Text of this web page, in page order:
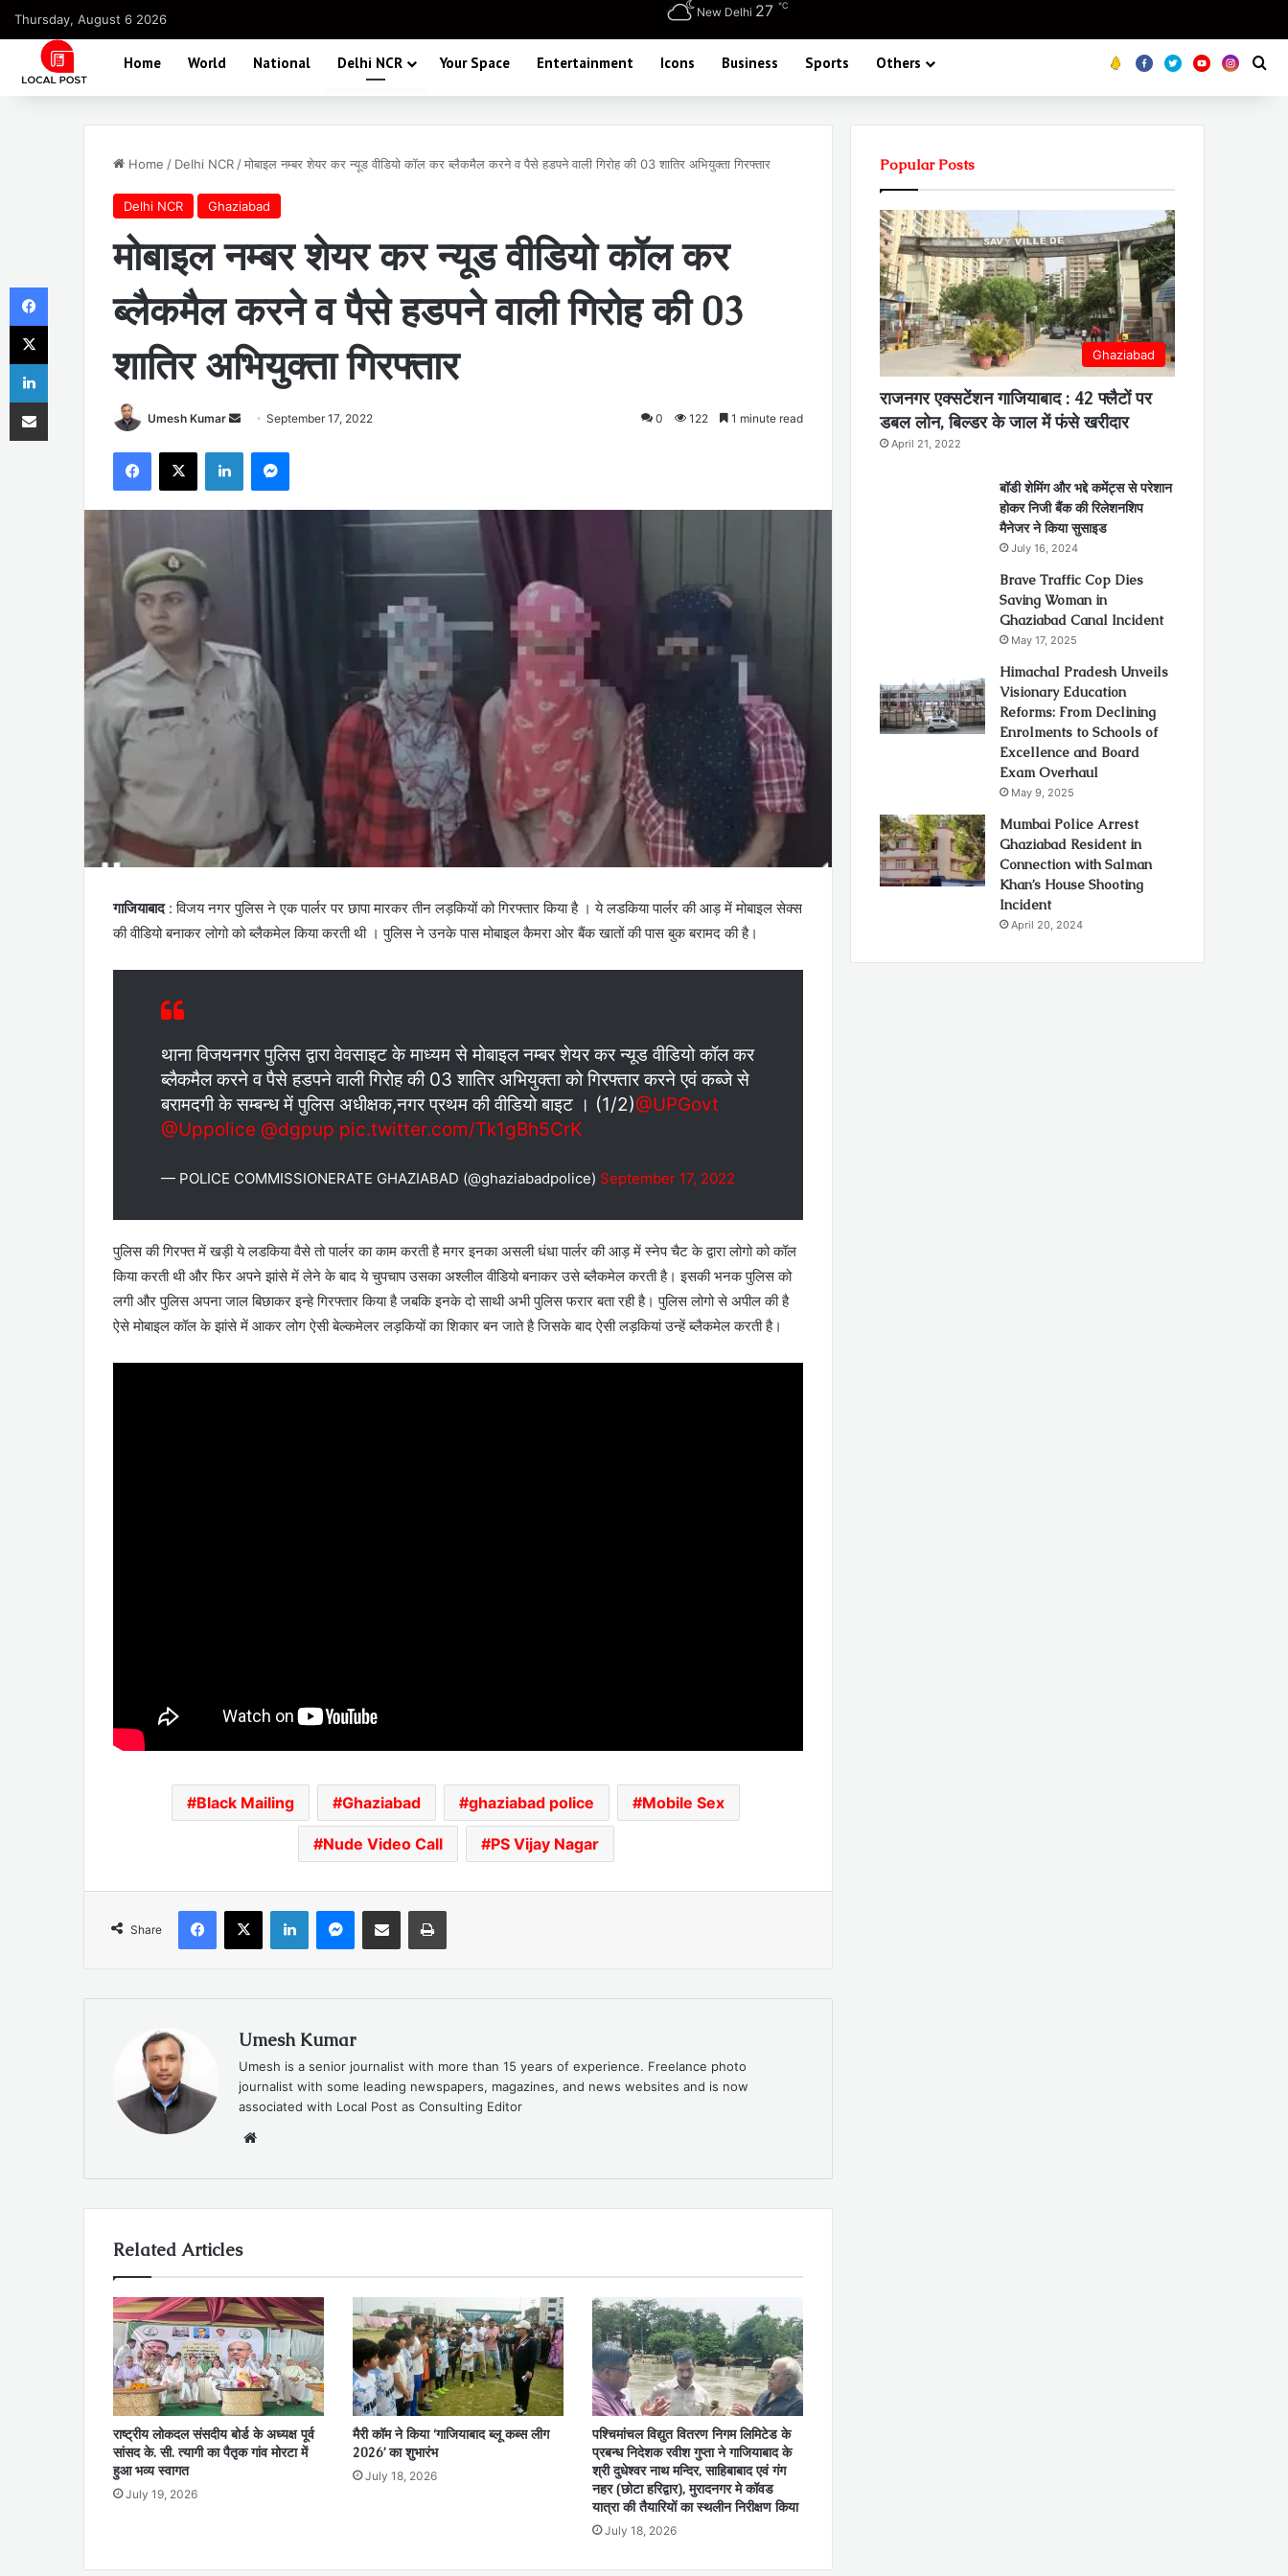
Thursday, August 6 2026 New Delhi 27 ℃
Home World National Delhi NCR Your Space Entertainment Icons Business Sports Others Koo FB TwitterYoutube
Home / Delhi NCR /मोबाइल नम्बर शेयर कर न्यूड वीडियो कॉल कर ब्लैकमैल करने व पैसे हडपने वाली गिरोह की 03 शातिर अभियुक्ता गिरफ्तार
Delhi NCR Ghaziabad
मोबाइल नम्बर शेयर कर न्यूड वीडियो कॉल कर
ब्लैकमैल करने व पैसे हडपने वाली गिरोह की 03
शातिर अभियुक्ता गिरफ्तार
Umesh Kumar
Send
email
September 17, 2022 0 122 1 minute read
Facebook
X LinkedInMessenger
गाजियाबाद : विजय नगर पुलिस ने एक पार्लर पर छापा मारकर तीन लड़कियों को गिरफ्तार किया है । ये लडकिया पार्लर की आड़ में मोबाइल सेक्स
की वीडियो बनाकर लोगो को ब्लैकमेल किया करती थी । पुलिस ने उनके पास मोबाइल कैमरा ओर बैंक खातों की पास बुक बरामद की है।
थाना विजयनगर पुलिस द्वारा वेवसाइट के माध्यम से मोबाइल नम्बर शेयर कर न्यूड वीडियो कॉल कर
ब्लैकमैल करने व पैसे हडपने वाली गिरोह की 03 शातिर अभियुक्ता को गिरफ्तार करने एवं कब्जे से
बरामदगी के सम्बन्ध में पुलिस अधीक्षक,नगर प्रथम की वीडियो बाइट । (1/2)@UPGovt
@Uppolice @dgpup pic.twitter.com/Tk1gBh5CrK
— POLICE COMMISSIONERATE GHAZIABAD (@ghaziabadpolice) September 17, 2022
पुलिस की गिरफ्त में खड़ी ये लडकिया वैसे तो पार्लर का काम करती है मगर इनका असली धंधा पार्लर की आड़ में स्नेप चैट के द्वारा लोगो को कॉल
किया करती थी और फिर अपने झांसे में लेने के बाद ये चुपचाप उसका अश्लील वीडियो बनाकर उसे ब्लैकमेल करती है। इसकी भनक पुलिस को
लगी और पुलिस अपना जाल बिछाकर इन्हे गिरफ्तार किया है जबकि इनके दो साथी अभी पुलिस फरार बता रही है। पुलिस लोगो से अपील की है
ऐसे मोबाइल कॉल के झांसे में आकर लोग ऐसी बेल्कमेलर लड़कियों का शिकार बन जाते है जिसके बाद ऐसी लड़कियां उन्हें ब्लैकमेल करती है।
Black Mailing Ghaziabad ghaziabad police Mobile Sex
Nude Video Call PS Vijay Nagar
Share
Facebook
X LinkedInMessenger
Share via Email Print
Umesh Kumar
Umesh is a senior journalist with more than 15 years of experience. Freelance photo
journalist with some leading newspapers, magazines, and news websites and is now
associated with Local Post as Consulting Editor
Related Articles
राष्ट्रीय लोकदल संसदीय बोर्ड के अध्यक्ष पूर्व
सांसद के. सी. त्यागी का पैतृक गांव मोरटा में
हुआ भव्य स्वागत
July 19, 2026
मैरी कॉम ने किया ‘गाजियाबाद ब्लू कब्स लीग
2026’ का शुभारंभ
July 18, 2026
पश्चिमांचल विद्युत वितरण निगम लिमिटेड के
प्रबन्ध निदेशक रवीश गुप्ता ने गाजियाबाद के
श्री दुधेश्वर नाथ मन्दिर, साहिबाबाद एवं गंग
नहर (छोटा हरिद्वार), मुरादनगर मे कॉवड
यात्रा की तैयारियों का स्थलीन निरीक्षण किया
July 18, 2026
Popular Posts
Ghaziabad
राजनगर एक्सटेंशन गाजियाबाद : 42 फ्लैटों पर
डबल लोन, बिल्डर के जाल में फंसे खरीदार
April 21, 2022
बॉडी शेमिंग और भद्दे कमेंट्स से परेशान
होकर निजी बैंक की रिलेशनशिप
मैनेजर ने किया सुसाइड
July 16, 2024
Brave Traffic Cop Dies
Saving Woman in
Ghaziabad Canal Incident
May 17, 2025
Himachal Pradesh Unveils
Visionary Education
Reforms: From Declining
Enrolments to Schools of
Excellence and Board
Exam Overhaul
May 9, 2025
Mumbai Police Arrest
Ghaziabad Resident in
Connection with Salman
Khan’s House Shooting
Incident
April 20, 2024
Facebook
X
LinkedIn
Share via Email